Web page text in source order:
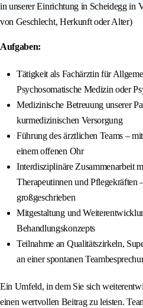
in unserer Einrichtung in Scheidegg in
von Geschlecht, Herkunft oder Alter)
Aufgaben:
Tätigkeit als Fachärztin für
Psychosomatische Medizin oder
Medizinische Betreuung unserer
kurmedizinischen Versorgung
Führung des ärztlichen Teams –
einem offenen Ohr
Interdisziplinäre Zusammenarbeit
Therapeutinnen und Pflegekräften
großgeschrieben
Mitgestaltung und
Behandlungskonzepts
Teilnahme an Qualitätszirkeln,
an einer spontanen
Ein Umfeld, in dem Sie sich
einen wertvollen Beitrag zu leisten.